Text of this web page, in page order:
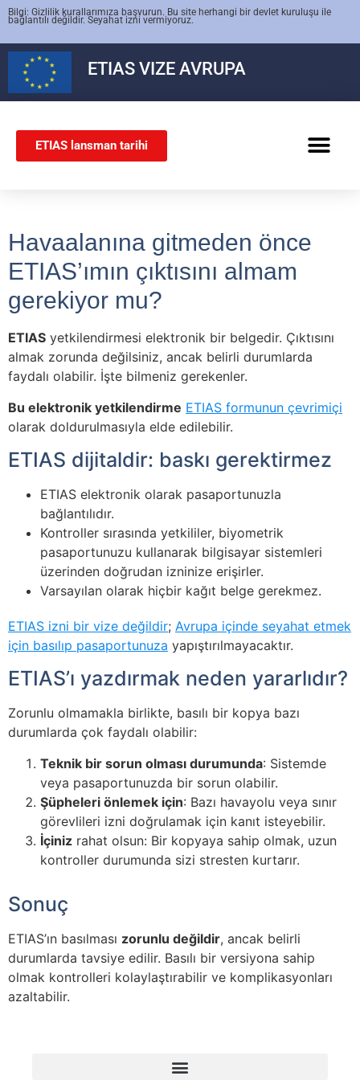
Bilgi: Gizlilik kurallarımıza başvurun. Bu site herhangi bir devlet kuruluşu ile
bağlantılı değildir. Seyahat izni vermiyoruz.
ETIASVIZE AVRUPA
ETIAS lansman tarihi
Havaalanına gitmeden önce
ETIAS’ımın çıktısını almam
gerekiyor mu?
ETIAS yetkilendirmesi elektronik bir belgedir. Çıktısını
almak zorunda değilsiniz, ancak belirli durumlarda
faydalı olabilir. İşte bilmeniz gerekenler.
Bu elektronik yetkilendirme ETIAS formunun çevrimiçi
olarak doldurulmasıyla elde edilebilir.
ETIAS dijitaldir: baskı gerektirmez
ETIAS elektronik olarak pasaportunuzla
bağlantılıdır.
Kontroller sırasında yetkililer, biyometrik
pasaportunuzu kullanarak bilgisayar sistemleri
üzerinden doğrudan izninize erişirler.
Varsayılan olarak hiçbir kağıt belge gerekmez.
ETIAS izni bir vize değildir; Avrupa içinde seyahat etmek
için basılıp pasaportunuza yapıştırılmayacaktır.
ETIAS’ı yazdırmak neden yararlıdır?
Zorunlu olmamakla birlikte, basılı bir kopya bazı
durumlarda çok faydalı olabilir:
Teknik bir sorun olması durumunda: Sistemde
veya pasaportunuzda bir sorun olabilir.
Şüpheleri önlemek için: Bazı havayolu veya sınır
görevlileri izni doğrulamak için kanıt isteyebilir.
İçiniz rahat olsun: Bir kopyaya sahip olmak, uzun
kontroller durumunda sizi stresten kurtarır.
Sonuç
ETIAS’ın basılması zorunlu değildir, ancak belirli
durumlarda tavsiye edilir. Basılı bir versiyona sahip
olmak kontrolleri kolaylaştırabilir ve komplikasyonları
azaltabilir.